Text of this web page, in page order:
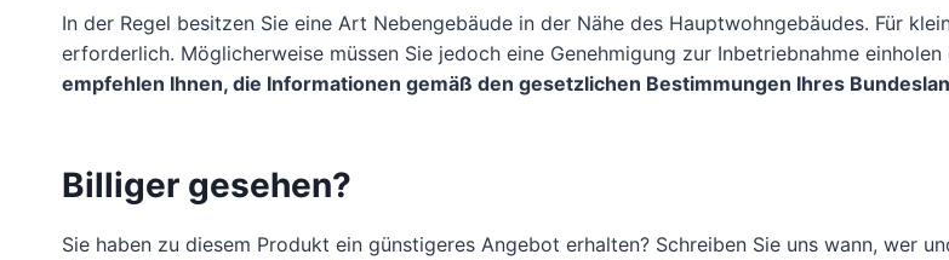
In der Regel besitzen Sie eine Art Nebengebäude in der Nähe des Hauptwohngebäudes. Für
erforderlich. Möglicherweise müssen Sie jedoch eine Genehmigung zur Inbetriebnahme
empfehlen Ihnen, die Informationen gemäß den gesetzlichen Bestimmungen Ihres
Billiger gesehen?
Sie haben zu diesem Produkt ein günstigeres Angebot erhalten? Schreiben Sie uns wann, wer